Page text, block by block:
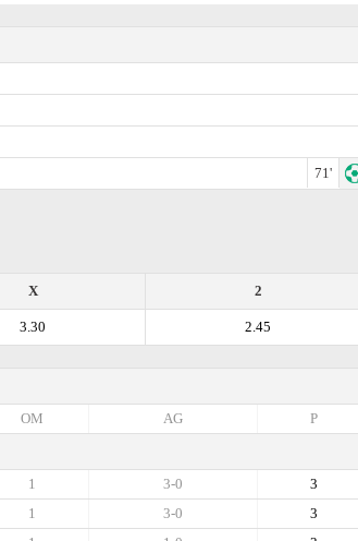
71'
2
X
2.45
3.30
P
AG
OM
3
3-0
1
3
3-0
1